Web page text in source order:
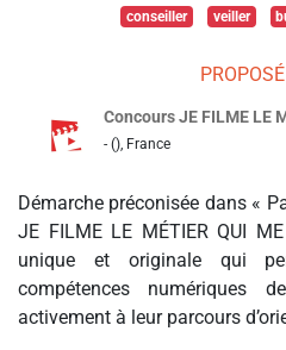
conseiller
veiller
Concours JE FILME LE
- (), France
Démarche préconisée dans «
JE FILME LE MÉTIER QUI
unique et originale qui
compétences numériques
activement à leur parcours